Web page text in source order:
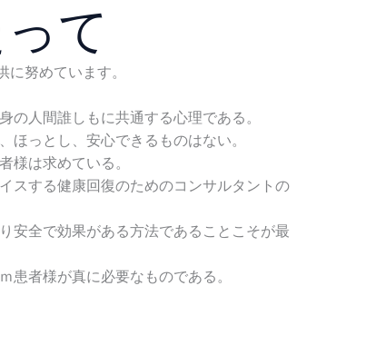
て
努めています。
人間誰しもに共通する心理である。
っとし、安心できるものはない。
様は求めている。
スする健康回復のためのコンサルタントの
安全で効果がある方法であることこそが最
者様が真に必要なものである。